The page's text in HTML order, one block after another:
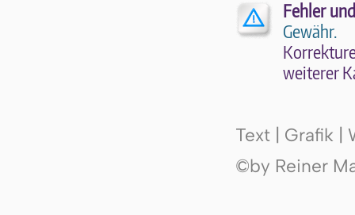
Fehler
Gewähr.
wei­te­rer
Text | Grafik |
©by Reiner